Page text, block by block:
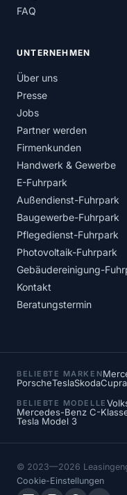
FAQ
UNTERNEHMEN
Über uns
Presse
Jobs
Partner werden
Firmenkunden
Handwerk & Gewerbe
E-Fuhrpark
Außendienst-Fuhrpark
Baugewerbe-Fuhrpark
Pflegedienst-Fuhrpark
Photovoltaik-Fuhrpark
Gebäudereinigung-
Kontakt
Beratungstermin
BELIEBTE MARKEN
PorscheTeslaSkodaCupra
BELIEBTE MODELLE
Mercedes-Benz C-
Tesla Model 3
© 2023—2026
Cookie-Einstellungen